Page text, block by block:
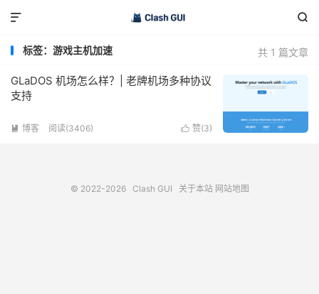


共 1 篇文章
标签：游戏主机加速
GLaDOS 机场怎么样？| 老牌机场多种协议
支持
 赞(3)
 博客 阅读(3406)
© 2022-2026 Clash GUI 关于本站 网站地图